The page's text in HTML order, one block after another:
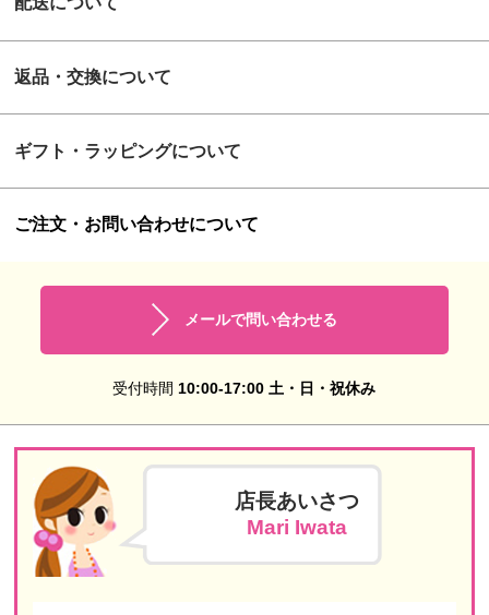
返品・交換について
ギフト・ラッピングについて
ご注文・お問い合わせについて
メールで問い合わせる
受付時間 10:00-17:00 土・日・祝休み
店長あいさつ
Mari Iwata